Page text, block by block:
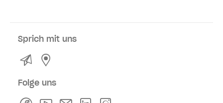
Sprich mit uns
Kontakt
Folge uns